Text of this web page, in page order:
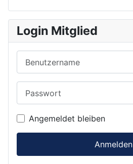
Login Mitglied
Angemeldet bleiben
Anmelden